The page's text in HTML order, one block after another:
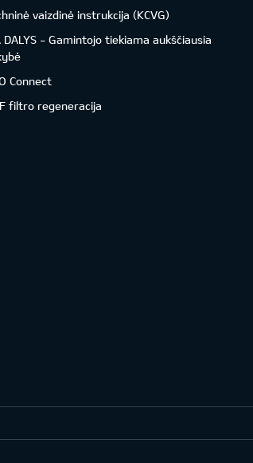
vaizdinė instrukcija (KCVG)
DALYS - Gamintojo tiekiama aukščiausia
Connect
filtro regeneracija